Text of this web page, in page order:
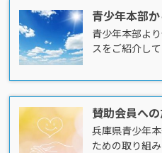
青少年本部
青少年本部よ
スをご紹介して
賛助会員へ
兵庫県青少年
ための取り組